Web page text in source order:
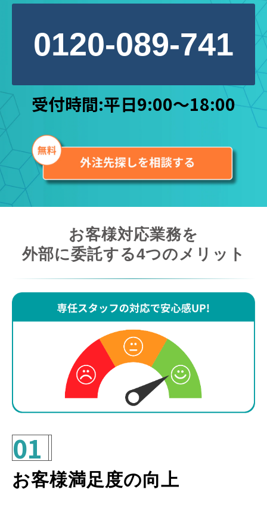
0120-089-741
受付時間:平日9:00～18:00
お客様対応業務を
外部に委託する4つのメリット
01
お客様満足度の向上